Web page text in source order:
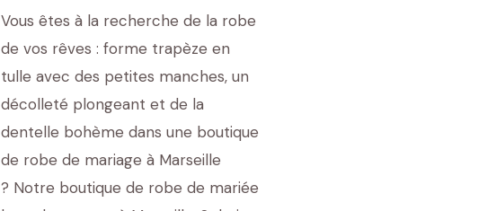
Vous êtes à la recherche de la robe
de vos rêves : forme trapèze en
tulle avec des petites manches, un
décolleté plongeant et de la
dentelle bohème dans une boutique
de robe de mariage à Marseille
? Notre boutique de robe de mariée